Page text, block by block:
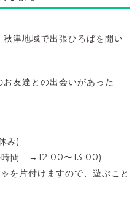
津地域で出張ひろばを開い
友達との出会いがあった
み)
→12:00〜13:00)
付けますので、遊ぶこと